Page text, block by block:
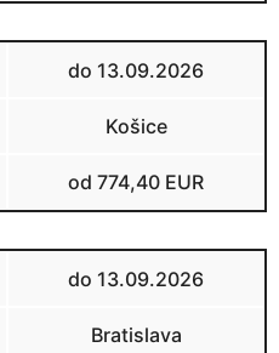
do 13.09.2026
Košice
od 774,40 EUR
do 13.09.2026
Bratislava